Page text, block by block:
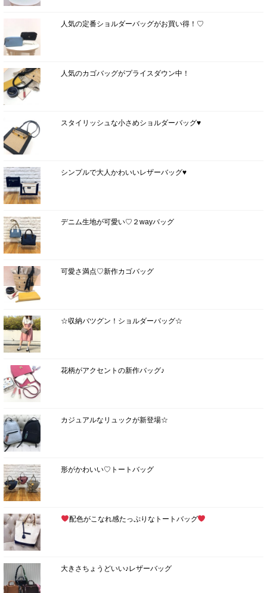
人気の定番ショルダーバッグがお買い得！♡
人気のカゴバッグがプライスダウン中！
スタイリッシュな小さめショルダーバッグ♥
シンプルで大人かわいいレザーバッグ♥
デニム生地が可愛い♡２wayバッグ
可愛さ満点♡新作カゴバッグ
☆収納バツグン！ショルダーバッグ☆
花柄がアクセントの新作バッグ♪
カジュアルなリュックが新登場☆
形がかわいい♡トートバッグ
配色がこなれ感たっぷりなトートバッグ
大きさちょうどいい♪レザーバッグ